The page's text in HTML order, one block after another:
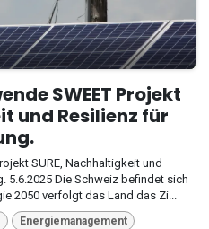
SWEET Projekt
und Resilienz für
SURE, Nachhaltigkeit und
5.6.2025 Die Schweiz befindet sich
2050 verfolgt das Land das Zi...
Energiemanagement